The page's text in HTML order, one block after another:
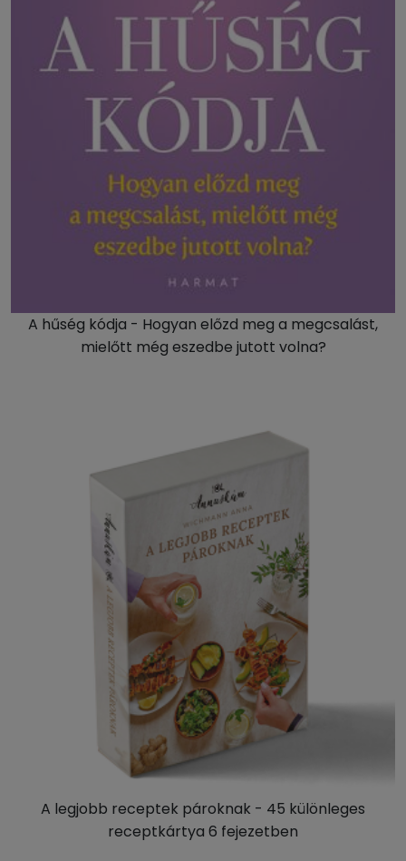
A hűség kódja - Hogyan előzd meg a megcsalást,
mielőtt még eszedbe jutott volna?
A legjobb receptek pároknak - 45 különleges
receptkártya 6 fejezetben